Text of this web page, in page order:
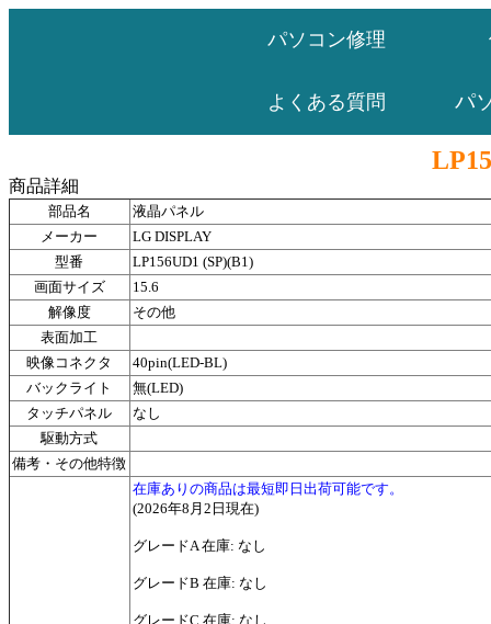
パソコン修理
よくある質問 パ
商品詳細
部品名
液晶パネル
メーカー
LG DISPLAY
型番
LP156UD1 (SP)(B1)
画面サイズ
15.6
解像度
その他
表面加工
映像コネクタ
40pin(LED-BL)
バックライト
無(LED)
タッチパネル
なし
駆動方式
備考・その他特徴
在庫ありの商品は最短即日出荷可能です。
(2026年8月2日現在)
グレードA 在庫: なし
グレードB 在庫: なし
グレードC 在庫: なし